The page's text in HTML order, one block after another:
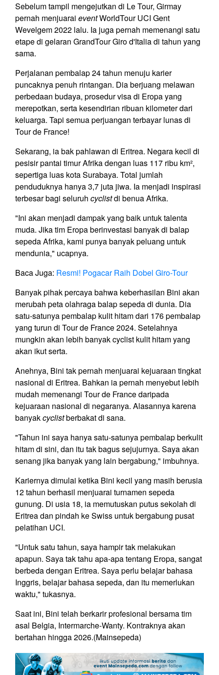
Sebelum tampil mengejutkan di Le Tour, Girmay
pernah menjuarai eventWorldTour UCI Gent
Wevelgem 2022 lalu. Ia juga pernah memenangi satu
etape di gelaran GrandTour Giro d'Italia di tahun yang
sama.
Perjalanan pembalap 24 tahun menuju karier
puncaknya penuh rintangan. Dia berjuang melawan
perbedaan budaya, prosedur visa di Eropa yang
merepotkan, serta kesendirian ribuan kilometer dari
keluarga. Tapi semua perjuangan terbayar lunas di
Tour de France!
Sekarang, ia bak pahlawan di Eritrea. Negara kecil di
pesisir pantai timur Afrika dengan luas 117 ribu km²,
sepertiga luas kota Surabaya. Total jumlah
penduduknya hanya 3,7 juta jiwa. Ia menjadi inspirasi
terbesar bagi seluruh cyclistdi benua Afrika.
"Ini akan menjadi dampak yang baik untuk talenta
muda. Jika tim Eropa berinvestasi banyak di balap
sepeda Afrika, kami punya banyak peluang untuk
mendunia," ucapnya.
Baca Juga: Resmi! Pogacar Raih Dobel Giro-Tour
Banyak pihak percaya bahwa keberhasilan Bini akan
merubah peta olahraga balap sepeda di dunia. Dia
satu-satunya pembalap kulit hitam dari 176 pembalap
yang turun di Tour de France 2024. Setelahnya
mungkin akan lebih banyak cyclist kulit hitam yang
akan ikut serta.
Anehnya, Bini tak pernah menjuarai kejuaraan tingkat
nasional di Eritrea. Bahkan ia pernah menyebut lebih
mudah memenangi Tour de France daripada
kejuaraan nasional di negaranya. Alasannya karena
banyakcyclistberbakat di sana.
"Tahun ini saya hanya satu-satunya pembalap berkulit
hitam di sini, dan itu tak bagus sejujurnya. Saya akan
senang jika banyak yang lain bergabung," imbuhnya.
Kariernya dimulai ketika Bini kecil yang masih berusia
12 tahun berhasil menjuarai turnamen sepeda
gunung. Di usia 18, ia memutuskan putus sekolah di
Eritrea dan pindah ke Swiss untuk bergabung pusat
pelatihan UCI.
"Untuk satu tahun, saya hampir tak melakukan
apapun. Saya tak tahu apa-apa tentang Eropa, sangat
berbeda dengan Eritrea. Saya perlu belajar bahasa
Inggris, belajar bahasa sepeda, dan itu memerlukan
waktu," tukasnya.
Saat ini, Bini telah berkarir profesional bersama tim
asal Belgia, Intermarche-Wanty. Kontraknya akan
bertahan hingga 2026.(Mainsepeda)